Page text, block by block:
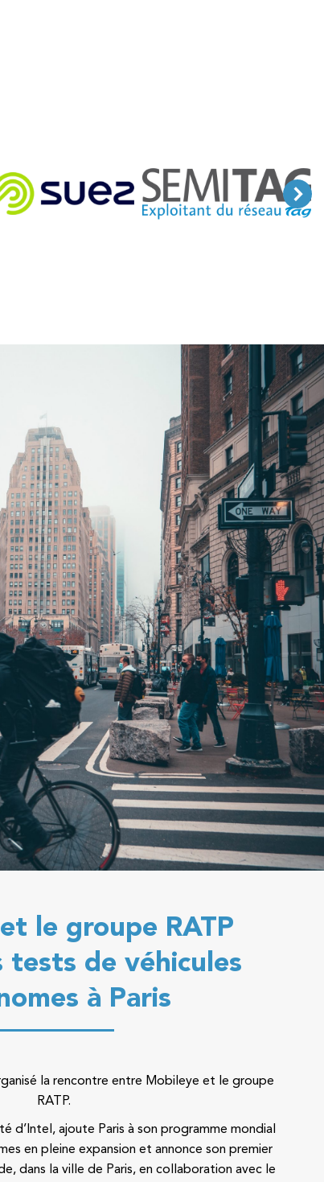
le groupe RATP
tests de véhicules
à Paris
la rencontre entre Mobileye et le groupe
RATP.
d’Intel, ajoute Paris à son programme mondial
en pleine expansion et annonce son premier
dans la ville de Paris, en collaboration avec le